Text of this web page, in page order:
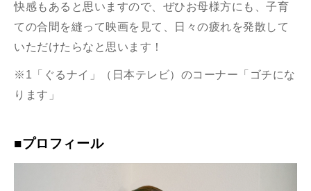
快感もあると思いますので、ぜひお母様方にも、子育
ての合間を縫って映画を見て、日々の疲れを発散して
いただけたらなと思います！
※ 1 「ぐるナイ」（日本テレビ）のコーナー「ゴチにな
ります」
■プロフィール